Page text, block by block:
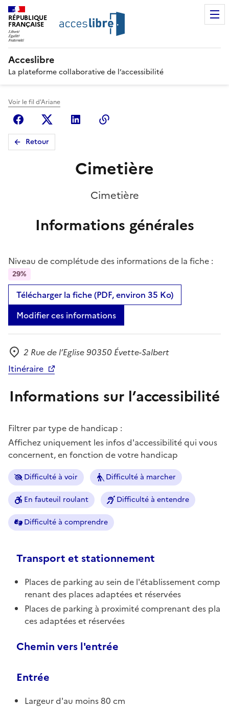
RÉPUBLIQUE
FRANÇAISE
Acceslibre
La plateforme collaborative de l’accessibilité
Voir le fil d'Ariane
FacebookX (anciennement Twitter)
Linkedin
Retour
Cimetière
Cimetière
Informations générales
Niveau de complétude des informations de la fiche :
29%
Télécharger la fiche (PDF, environ 35 Ko)
Modifier ces informations
Adresse
2 Rue de l’Eglise 90350 Évette-Salbert
Itinéraire
Informations sur l’accessibilité
Filtrer par type de handicap :
Affichez uniquement les infos d'accessibilité qui vous
concernent, en fonction de votre handicap
Difficulté à voir Difficulté à marcher
En fauteuil roulant Difficulté à entendre
Difficulté à comprendre
Transport et stationnement
Places de parking au sein de l'établissement comp
renant des places adaptées et réservées
Places de parking à proximité comprenant des pla
ces adaptées et réservées
Chemin vers l'entrée
Entrée
Largeur d'au moins 80 cm